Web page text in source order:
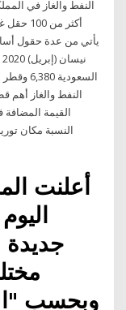
أكثر
اﻟﻨﺴﺒﺔ مكان
أعلنت
جديدة
وبحسب